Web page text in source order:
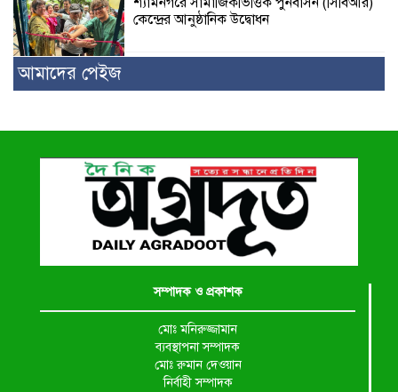
কেন্দ্রের আনুষ্ঠানিক উদ্বোধন
আমাদের পেইজ
সম্পাদক ও প্রকাশক
মোঃ মনিরুজ্জামান
ব্যবস্থাপনা সম্পাদক
মোঃ রুমান দেওয়ান
নির্বাহী সম্পাদক